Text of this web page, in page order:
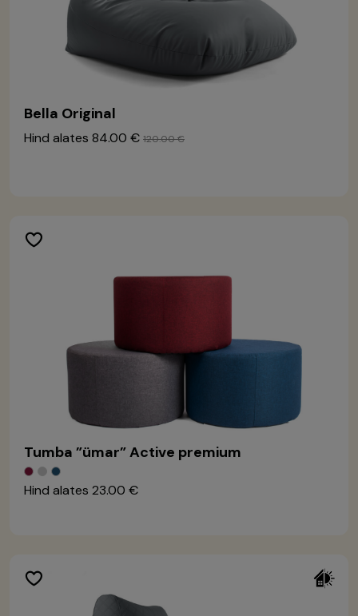
Bella Original
Hind alates 84.00 € 120.00 €
Tumba ”ümar” Active premium
Hind alates 23.00 €